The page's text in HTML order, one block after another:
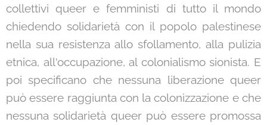
collettivi queer e femministi di tutto il mondo
chiedendo solidarietà con il popolo palestinese
nella sua resistenza allo sfollamento, alla pulizia
etnica, all'occupazione, al colonialismo sionista. E
poi specificano che nessuna liberazione queer
può essere raggiunta con la colonizzazione e che
nessuna solidarietà queer può essere promossa